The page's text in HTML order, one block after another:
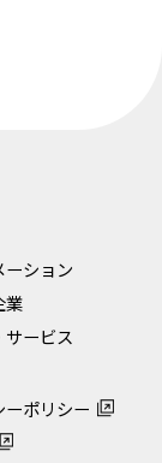
ーション
業
サービス
ーポリシー